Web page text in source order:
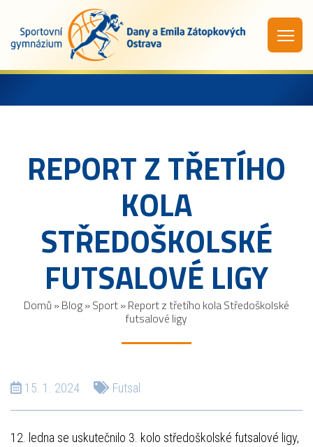
REPORT Z TŘETÍHO
KOLA
STŘEDOŠKOLSKÉ
FUTSALOVÉ LIGY
Domů »Blog»Sport»Report z třetího kola Středoškolské
futsalové ligy
15. 1. 2024 Futsal
12. ledna se uskutečnilo 3. kolo středoškolské futsalové ligy,